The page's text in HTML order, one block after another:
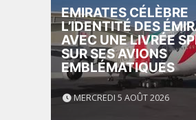
EMIRATES CÉLÈBRE
L’IDENTITÉ DES
AVEC UNE LIVRÉE
SUR SES AVIONS
EMBLÉMATIQUES
MERCREDI 5 AOÛT 2026